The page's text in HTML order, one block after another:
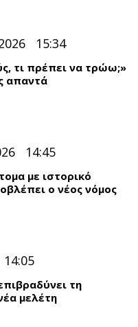
15:34
τι πρέπει να τρώω;»
απαντά
14:45
με ιστορικό
ο νέος νόμος
14:05
τη
μελέτη